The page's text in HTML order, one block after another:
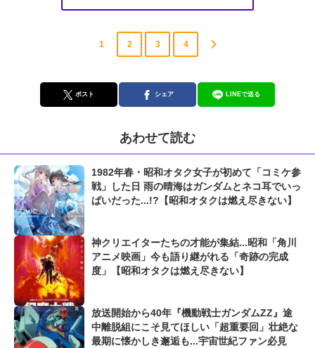
1 2 3 4
ポスト シェア LINEで送る
あわせて読む
1982年春・昭和オタク女子が初めて「コミケ参
戦」した日 雨の晴海はガンダムとネコ耳でいっ
ぱいだった...!?【昭和オタクは燃え尽きない】
神クリエイターたちの才能が集結...昭和「角川
アニメ映画」今も語り継がれる「奇跡の完成
度」【昭和オタクは燃え尽きない】
放送開始から40年『機動戦士ガンダムZZ』途
中離脱組にこそ見てほしい「超重要回」壮絶な
最期に懐かしき邂逅も...宇宙世紀ファン必見